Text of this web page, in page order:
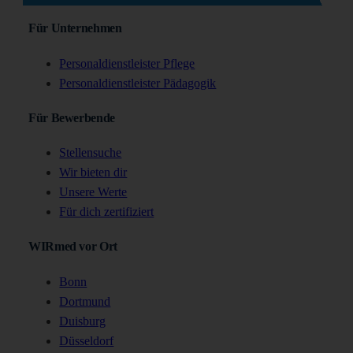
Für Unternehmen
Personaldienstleister Pflege
Personaldienstleister Pädagogik
Für Bewerbende
Stellensuche
Wir bieten dir
Unsere Werte
Für dich zertifiziert
WIRmed vor Ort
Bonn
Dortmund
Duisburg
Düsseldorf